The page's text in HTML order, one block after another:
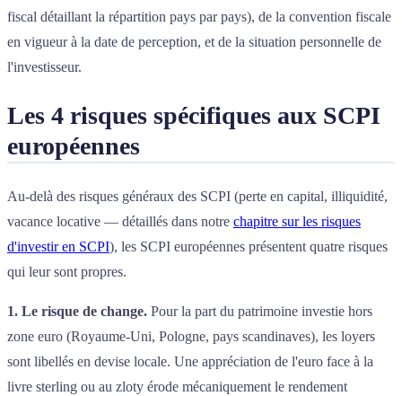
fiscal détaillant la répartition pays par pays), de la convention fiscale
en vigueur à la date de perception, et de la situation personnelle de
l'investisseur.
Les 4 risques spécifiques aux SCPI
européennes
Au-delà des risques généraux des SCPI (perte en capital, illiquidité,
vacance locative — détaillés dans notre chapitre sur les risques
d'investir en SCPI), les SCPI européennes présentent quatre risques
qui leur sont propres.
1. Le risque de change. Pour la part du patrimoine investie hors
zone euro (Royaume-Uni, Pologne, pays scandinaves), les loyers
sont libellés en devise locale. Une appréciation de l'euro face à la
livre sterling ou au zloty érode mécaniquement le rendement